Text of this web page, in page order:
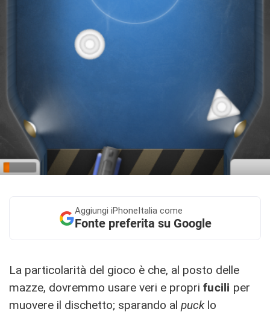
Aggiungi iPhoneItalia come
Fonte preferita su Google
La particolarità del gioco è che, al posto delle
mazze, dovremmo usare veri e propri fucili per
muovere il dischetto; sparando al pucklo